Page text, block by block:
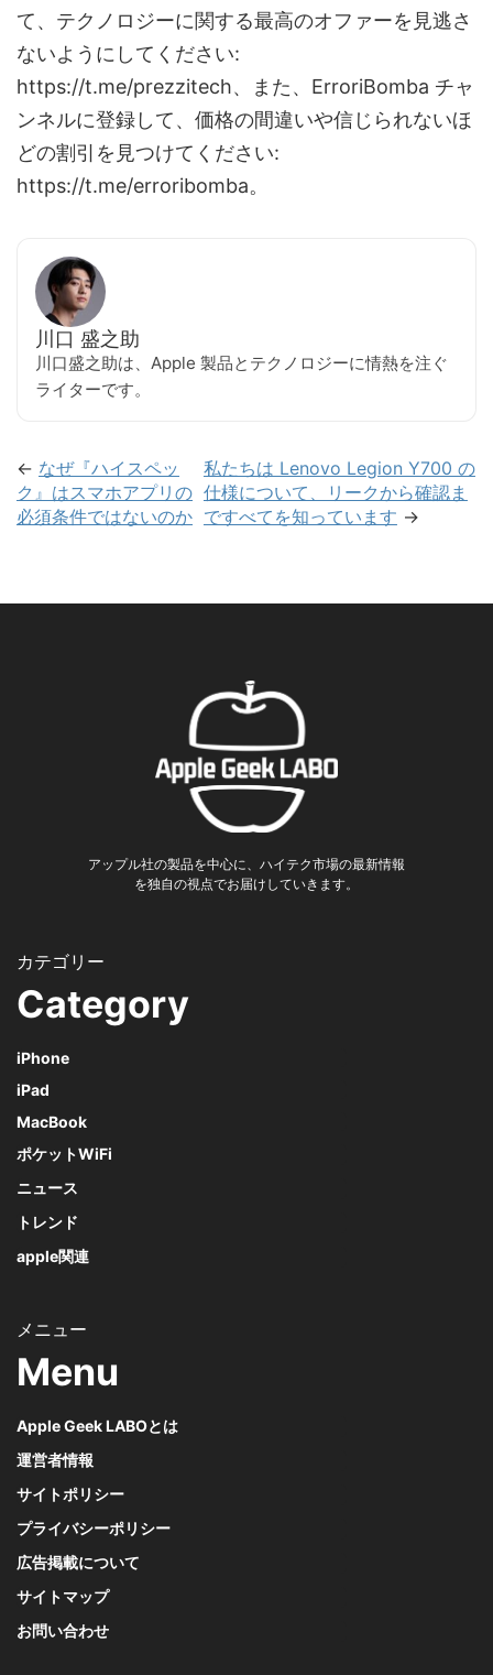
て、テクノロジーに関する最高のオファーを見逃さ
ないようにしてください:
https://t.me/prezzitech、また、ErroriBomba チャ
ンネルに登録して、価格の間違いや信じられないほ
どの割引を見つけてください:
https://t.me/erroribomba。
川口 盛之助
川口盛之助は、Apple 製品とテクノロジーに情熱を注ぐ
ライターです。
← なぜ『ハイスペッ
ク』はスマホアプリの
必須条件ではないのか
私たちは Lenovo Legion Y700 の
仕様について、リークから確認ま
ですべてを知っています →
アップル社の製品を中心に、ハイテク市場の最新情報
を独自の視点でお届けしていきます。
Category
iPhone
iPad
MacBook
ポケットWiFi
ニュース
トレンド
apple関連
Menu
Apple Geek LABOとは
運営者情報
サイトポリシー
プライバシーポリシー
広告掲載について
サイトマップ
お問い合わせ